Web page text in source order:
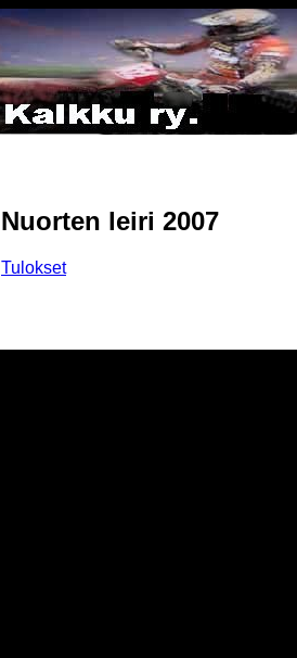
Nuorten leiri 2007
Tulokset